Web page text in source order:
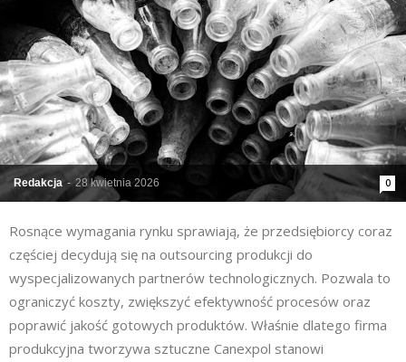
Redakcja - 28 kwietnia 2026 0
Rosnące wymagania rynku sprawiają, że przedsiębiorcy coraz
częściej decydują się na outsourcing produkcji do
wyspecjalizowanych partnerów technologicznych. Pozwala to
ograniczyć koszty, zwiększyć efektywność procesów oraz
poprawić jakość gotowych produktów. Właśnie dlatego firma
produkcyjna tworzywa sztuczne Canexpol stanowi